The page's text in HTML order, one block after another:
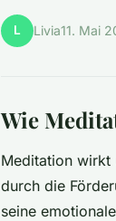
L Livia11. Mai
Wie
Meditation wirkt
durch die
seine